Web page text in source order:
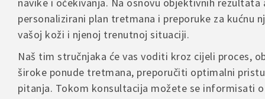
–
proizvoda
U
kontakt
personalizirani plan tretmana i preporuke za kućnu
vašoj koži i njenoj trenutnoj situaciji.
Naš tim stručnjaka će vas voditi kroz cijeli proces,
široke ponude tretmana, preporučiti optimalni
pitanja. Tokom konsultacija možete se informisati